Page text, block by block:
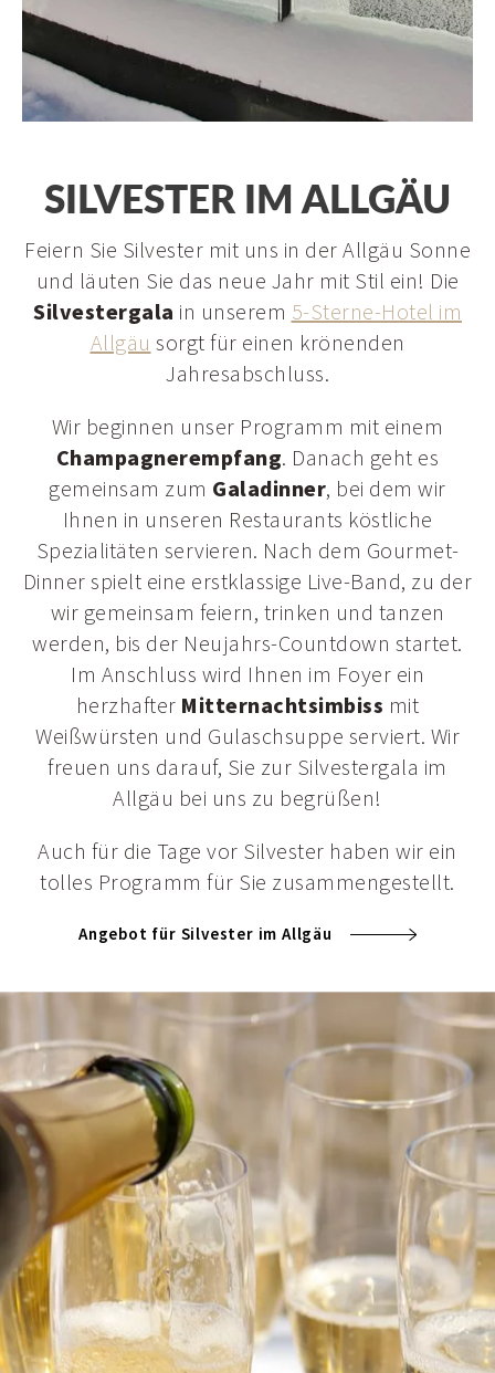
Restaurant
Panoramahalle & Stießbergstüble
SILVESTER IM ALLGÄU
Feiern Sie Silvester mit uns in der Allgäu Sonne
und läuten Sie das neue Jahr mit Stil ein! Die
Silvestergala in unserem 5-Sterne-Hotel im
Allgäu sorgt für einen krönenden
Jahresabschluss.
Wir beginnen unser Programm mit einem
Champagnerempfang. Danach geht es
gemeinsam zum Galadinner, bei dem wir
Ihnen in unseren Restaurants köstliche
Spezialitäten servieren. Nach dem Gourmet-
Dinner spielt eine erstklassige Live-Band, zu der
wir gemeinsam feiern, trinken und tanzen
werden, bis der Neujahrs-Countdown startet.
Im Anschluss wird Ihnen im Foyer ein
herzhafter Mitternachtsimbiss mit
Weißwürsten und Gulaschsuppe serviert. Wir
freuen uns darauf, Sie zur Silvestergala im
Allgäu bei uns zu begrüßen!
Auch für die Tage vor Silvester haben wir ein
tolles Programm für Sie zusammengestellt.
Angebot für Silvester im Allgäu